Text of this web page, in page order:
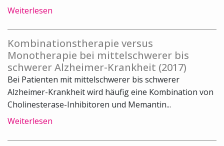
Weiterlesen
Kombinationstherapie versus
Monotherapie bei mittelschwerer bis
schwerer Alzheimer-Krankheit (2017)
Bei Patienten mit mittelschwerer bis schwerer
Alzheimer-Krankheit wird häufig eine Kombination von
Cholinesterase-Inhibitoren und Memantin...
Weiterlesen